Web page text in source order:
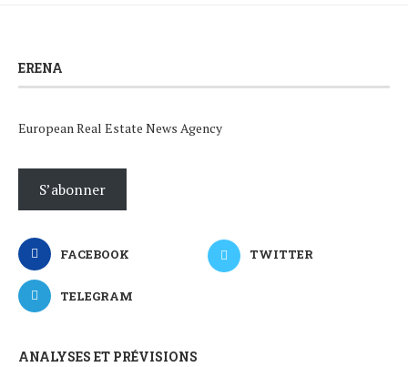
ERENA
European Real Estate News Agency
S’abonner
FACEBOOK TWITTER
TELEGRAM
ANALYSES ET PRÉVISIONS